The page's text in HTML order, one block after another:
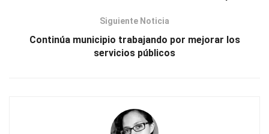
Siguiente Noticia
Continúa municipio trabajando por mejorar los
servicios públicos